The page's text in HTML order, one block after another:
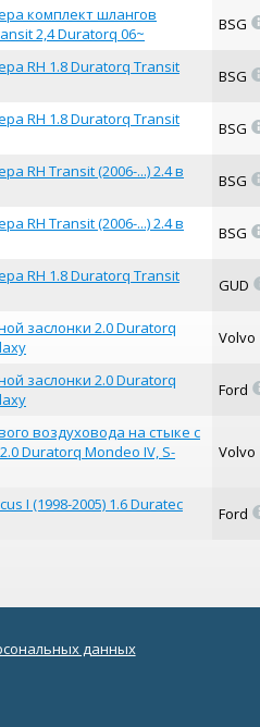
комплект шлангов
2,4 Duratorq 06~
BSG
RH 1.8 Duratorq Transit
BSG
RH 1.8 Duratorq Transit
BSG
RH Transit (2006-...) 2.4 в
BSG
RH Transit (2006-...) 2.4 в
BSG
RH 1.8 Duratorq Transit
GUD
заслонки 2.0 Duratorq
Volvo
заслонки 2.0 Duratorq
Ford
воздуховода на стыке с
Duratorq Mondeo IV, S-
Volvo
I (1998-2005) 1.6 Duratec
Ford
данных